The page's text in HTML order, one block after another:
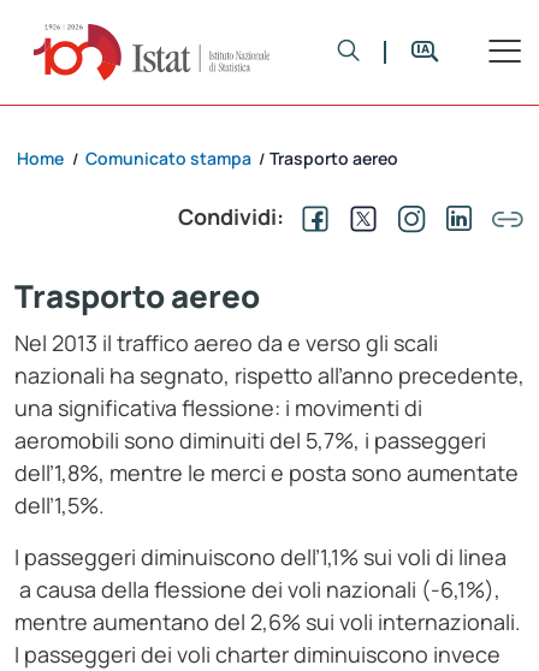
Home / Comunicato stampa / Trasporto aereo
Condividi:
Trasporto aereo
Nel 2013 il traffico aereo da e verso gli scali
nazionali ha segnato, rispetto all’anno precedente,
una significativa flessione: i movimenti di
aeromobili sono diminuiti del 5,7%, i passeggeri
dell’1,8%, mentre le merci e posta sono aumentate
dell’1,5%.
I passeggeri diminuiscono dell’1,1% sui voli di linea
a causa della flessione dei voli nazionali (-6,1%),
mentre aumentano del 2,6% sui voli internazionali.
I passeggeri dei voli charter diminuiscono invece